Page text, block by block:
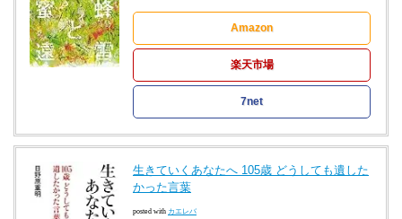
Amazon
楽天市場
7net
生きていくあなたへ 105歳 どうしても遺した
かった言葉
posted with カエレバ